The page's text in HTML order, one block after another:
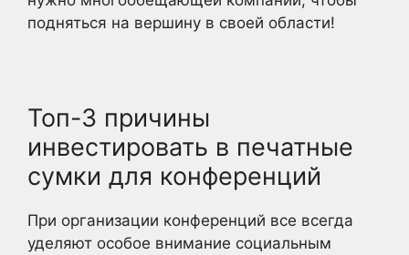
подняться на вершину в своей области!
Топ-3 причины
инвестировать в печатные
сумки для конференций
При организации конференций все всегда
уделяют особое внимание социальным